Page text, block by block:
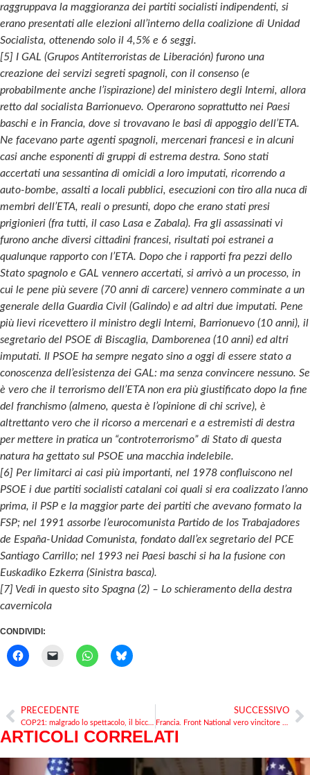
raggruppava la maggioranza dei partiti socialisti indipendenti, si
erano presentati alle elezioni all’interno della coalizione di Unidad
Socialista, ottenendo solo il 4,5% e 6 seggi.
[5] I GAL (Grupos Antiterroristas de Liberación) furono una
creazione dei servizi segreti spagnoli, con il consenso (e
probabilmente anche l’ispirazione) del ministero degli Interni, allora
retto dal socialista Barrionuevo. Operarono soprattutto nei Paesi
baschi e in Francia, dove si trovavano le basi di appoggio dell’ETA.
Ne facevano parte agenti spagnoli, mercenari francesi e in alcuni
casi anche esponenti di gruppi di estrema destra. Sono stati
accertati una sessantina di omicidi a loro imputati, ricorrendo a
auto-bombe, assalti a locali pubblici, esecuzioni con tiro alla nuca di
membri dell’ETA, reali o presunti, dopo che erano stati presi
prigionieri (fra tutti, il caso Lasa e Zabala). Fra gli assassinati vi
furono anche diversi cittadini francesi, risultati poi estranei a
qualunque rapporto con l’ETA. Dopo che i rapporti fra pezzi dello
Stato spagnolo e GAL vennero accertati, si arrivò a un processo, in
cui le pene più severe (70 anni di carcere) vennero comminate a un
generale della Guardia Civil (Galindo) e ad altri due imputati. Pene
più lievi ricevettero il ministro degli Interni, Barrionuevo (10 anni), il
segretario del PSOE di Biscaglia, Damborenea (10 anni) ed altri
imputati. Il PSOE ha sempre negato sino a oggi di essere stato a
conoscenza dell’esistenza dei GAL: ma senza convincere nessuno. Se
è vero che il terrorismo dell’ETA non era più giustificato dopo la fine
del franchismo (almeno, questa è l’opinione di chi scrive), è
altrettanto vero che il ricorso a mercenari e a estremisti di destra
per mettere in pratica un “controterrorismo” di Stato di questa
natura ha gettato sul PSOE una macchia indelebile.
[6] Per limitarci ai casi più importanti, nel 1978 confluiscono nel
PSOE i due partiti socialisti catalani coi quali si era coalizzato l’anno
prima, il PSP e la maggior parte dei partiti che avevano formato la
FSP; nel 1991 assorbe l’eurocomunista Partido de los Trabajadores
de España-Unidad Comunista, fondato dall’ex segretario del PCE
Santiago Carrillo; nel 1993 nei Paesi baschi si ha la fusione con
Euskadiko Ezkerra (Sinistra basca).
[7] Vedi in questo sito Spagna (2) – Lo schieramento della destra
cavernicola
CONDIVIDI:
PRECEDENTE SUCCESSIVO
ARTICOLI CORRELATI